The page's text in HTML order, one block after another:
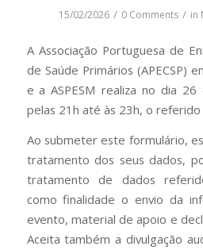
15/02/2026 / 0 Comments / in
A Associação Portuguesa de
de Saúde Primários (APECSP)
e a ASPESM realiza no dia
pelas 21h até às 23h, o referido
Ao submeter este formulário,
tratamento dos seus dados,
tratamento de dados
como finalidade o envio da
evento, material de apoio e
Aceita também a divulgação